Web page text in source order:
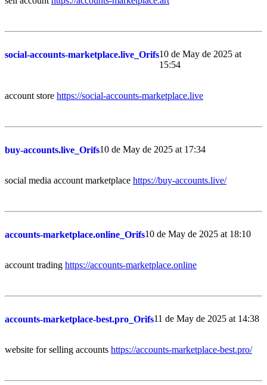
social-accounts-marketplace.live_Orifs10 de May de 2025 at
15:54
account store https://social-accounts-marketplace.live
buy-accounts.live_Orifs10 de May de 2025 at 17:34
social media account marketplace https://buy-accounts.live/
accounts-marketplace.online_Orifs10 de May de 2025 at 18:10
account trading https://accounts-marketplace.online
accounts-marketplace-best.pro_Orifs11 de May de 2025 at 14:38
website for selling accounts https://accounts-marketplace-best.pro/